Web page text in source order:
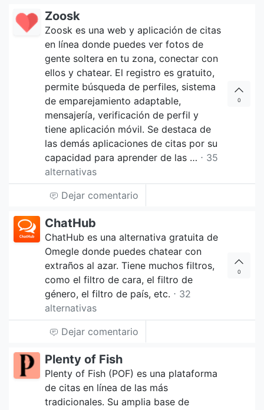
Zoosk
Zoosk es una web y aplicación de citas
en línea donde puedes ver fotos de
gente soltera en tu zona, conectar con
ellos y chatear. El registro es gratuito,
permite búsqueda de perfiles, sistema
de emparejamiento adaptable,
mensajería, verificación de perfil y
tiene aplicación móvil. Se destaca de
las demás aplicaciones de citas por su
capacidad para aprender de las … ⋅ 35
alternativas
0
Dejar comentario
ChatHub
ChatHub es una alternativa gratuita de
Omegle donde puedes chatear con
extraños al azar. Tiene muchos filtros,
como el filtro de cara, el filtro de
género, el filtro de país, etc. ⋅ 32
alternativas
0
Dejar comentario
Plenty of Fish
Plenty of Fish (POF) es una plataforma
de citas en línea de las más
tradicionales. Su amplia base de